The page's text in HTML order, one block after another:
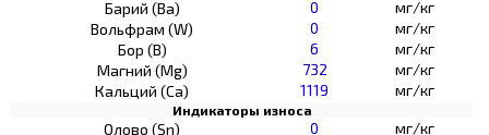
Барий (Ва)
0
мг/кг
Вольфрам (W)
0
мг/кг
Бор (В)
6
мг/кг
Магний (Mg)
732
мг/кг
Кальций (Са)
1119 мг/кг
Индикаторы износа
Олово (Sn) 0
мг/кг